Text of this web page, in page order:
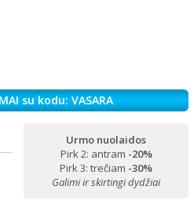
su kodu: VASARA
Urmo nuolaidos
Pirk 2: antram -20%
Pirk 3: trečiam -30%
Galimi ir skirtingi dydžiai